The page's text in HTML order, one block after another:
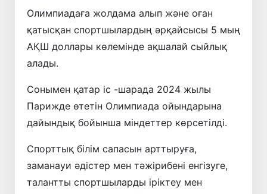
Олимпиадаға жолдама алып және оған
қатысқан спортшылардың әрқайсысы 5 мың
АҚШ доллары көлемінде ақшалай сыйлық
алады.
Сонымен қатар іс -шарада 2024 жылы
Парижде өтетін Олимпиада ойындарына
дайындық бойынша міндеттер көрсетілді.
Спорттық білім сапасын арттыруға,
заманауи әдістер мен тәжірибені енгізуге,
талантты спортшыларды іріктеу мен